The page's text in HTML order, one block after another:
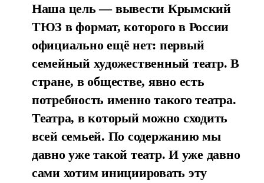
Наша цель — вывести Крымский
ТЮЗ в формат, которого в России
официально ещё нет: первый
семейный художественный театр. В
стране, в обществе, явно есть
потребность именно такого театра.
Театра, в который можно сходить
всей семьей. По содержанию мы
давно уже такой театр. И уже давно
сами хотим инициировать эту